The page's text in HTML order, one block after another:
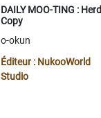
DAILY MOO-TING : Herd
Copy
o-okun
Éditeur : NukooWorld
Studio